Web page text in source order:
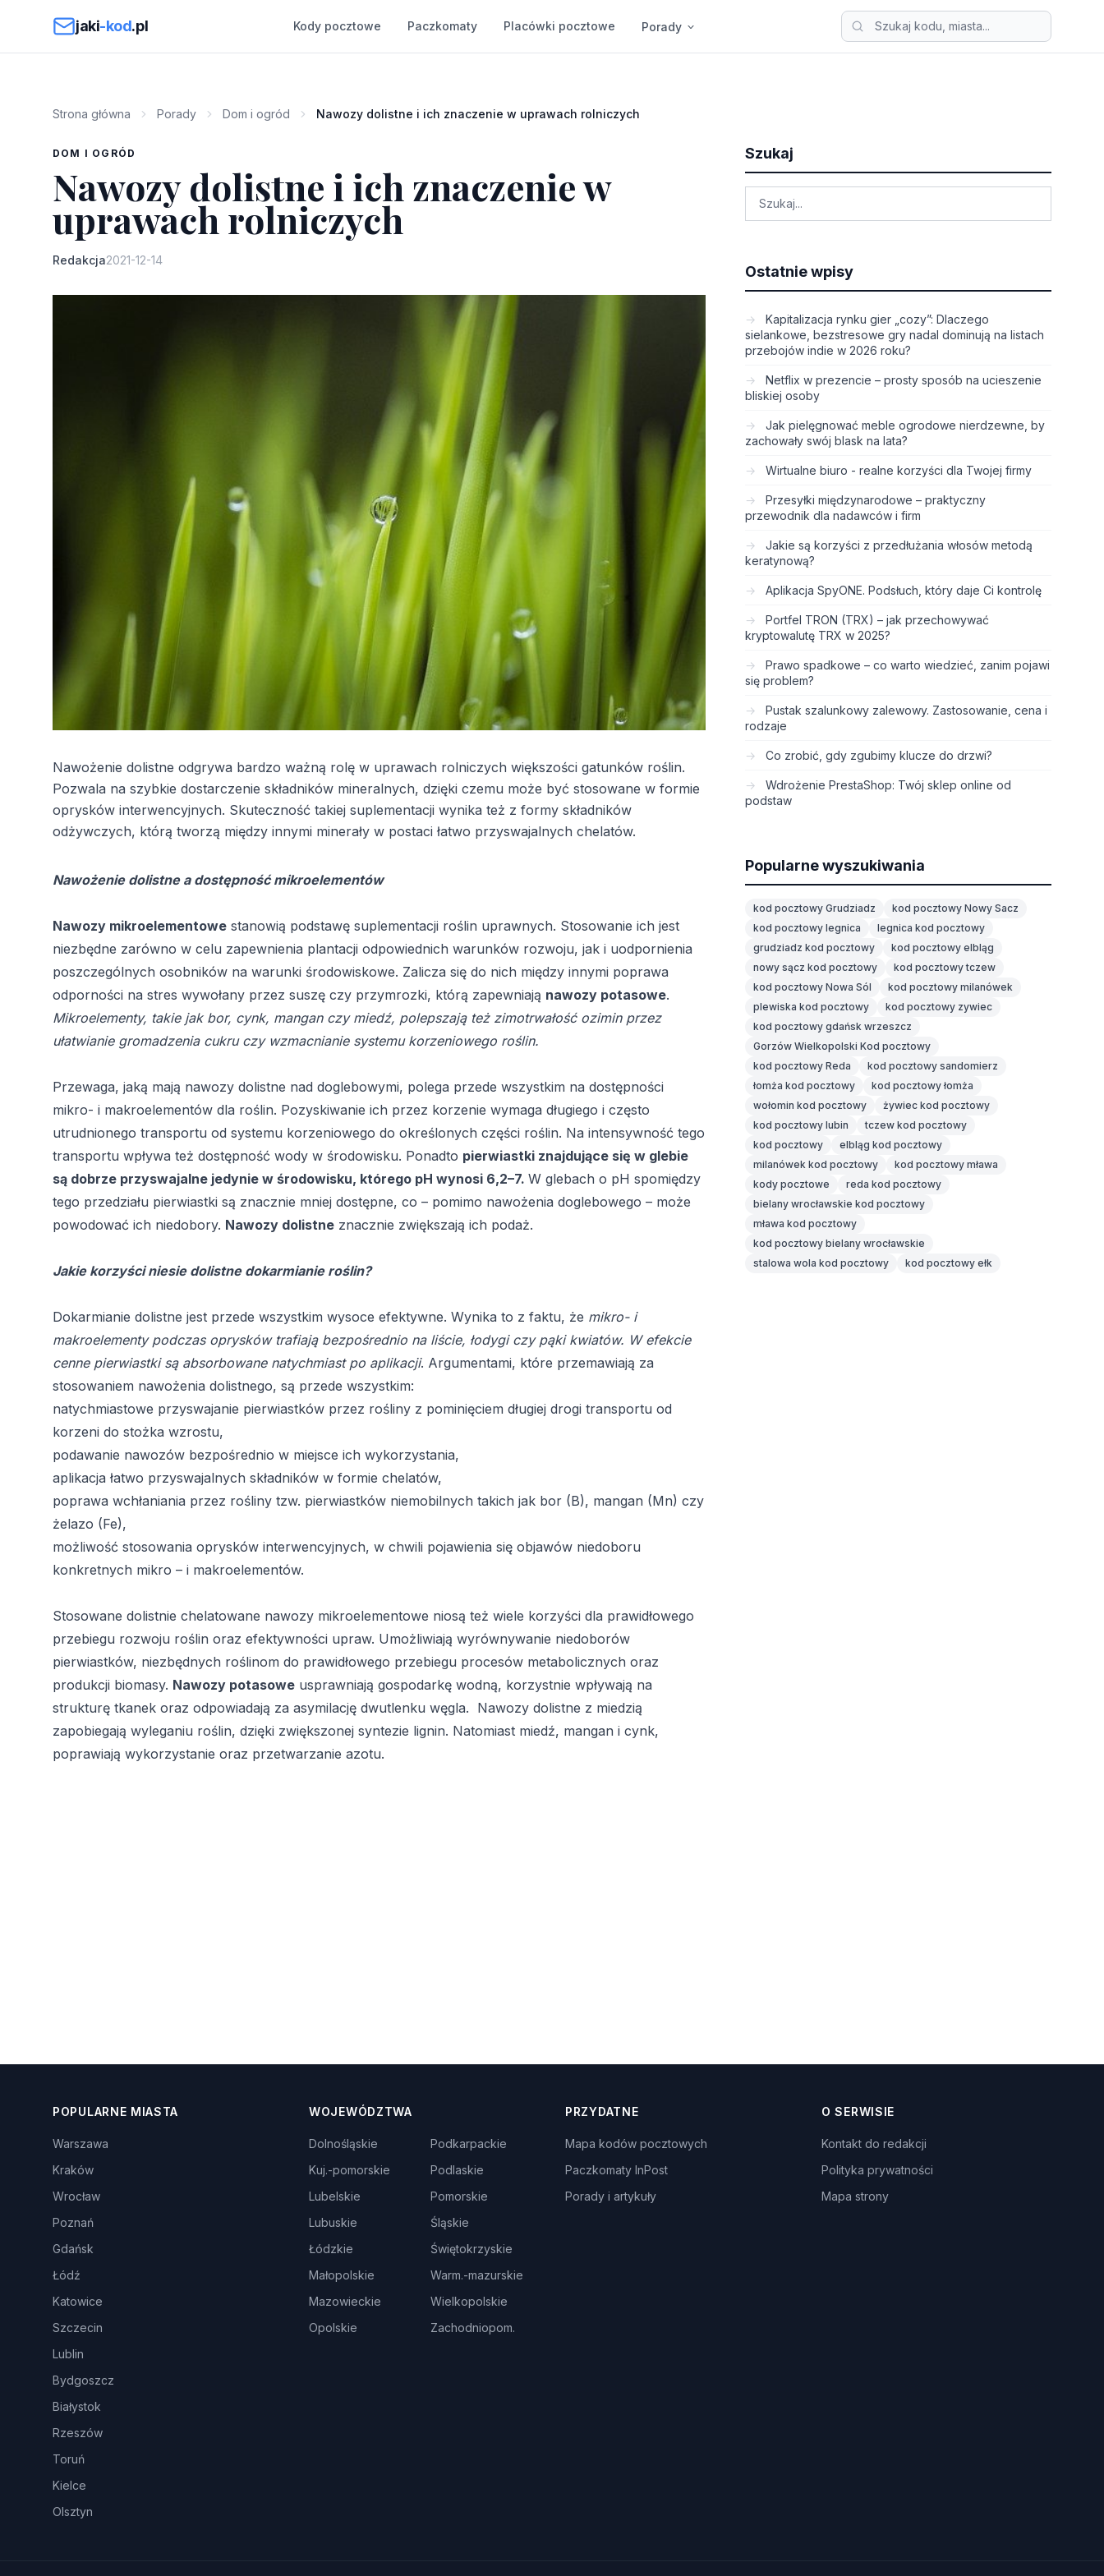
jaki-kod.pl Kody pocztowe Paczkomaty Placówki pocztowe Porady
Strona główna Porady Dom i ogród Nawozy dolistne i ich znaczenie w uprawach rolniczych
DOM I OGRÓD
Nawozy dolistne i ich znaczenie w
uprawach rolniczych
Redakcja2021-12-14
Nawożenie dolistne odgrywa bardzo ważną rolę w uprawach rolniczych większości gatunków roślin.
Pozwala na szybkie dostarczenie składników mineralnych, dzięki czemu może być stosowane w formie
oprysków interwencyjnych. Skuteczność takiej suplementacji wynika też z formy składników
odżywczych, którą tworzą między innymi minerały w postaci łatwo przyswajalnych chelatów.
Nawożenie dolistne a dostępność mikroelementów
Nawozy mikroelementowe stanowią podstawę suplementacji roślin uprawnych. Stosowanie ich jest
niezbędne zarówno w celu zapewnienia plantacji odpowiednich warunków rozwoju, jak i uodpornienia
poszczególnych osobników na warunki środowiskowe. Zalicza się do nich między innymi poprawa
odporności na stres wywołany przez suszę czy przymrozki, którą zapewniają nawozy potasowe.
Mikroelementy, takie jak bor, cynk, mangan czy miedź, polepszają też zimotrwałość ozimin przez
ułatwianie gromadzenia cukru czy wzmacnianie systemu korzeniowego roślin.
Przewaga, jaką mają nawozy dolistne nad doglebowymi, polega przede wszystkim na dostępności
mikro- i makroelementów dla roślin. Pozyskiwanie ich przez korzenie wymaga długiego i często
utrudnionego transportu od systemu korzeniowego do określonych części roślin. Na intensywność tego
transportu wpływa też dostępność wody w środowisku. Ponadto pierwiastki znajdujące się w glebie
są dobrze przyswajalne jedynie w środowisku, którego pH wynosi 6,2–7. W glebach o pH spomiędzy
tego przedziału pierwiastki są znacznie mniej dostępne, co – pomimo nawożenia doglebowego – może
powodować ich niedobory. Nawozy dolistne znacznie zwiększają ich podaż.
Jakie korzyści niesie dolistne dokarmianie roślin?
Dokarmianie dolistne jest przede wszystkim wysoce efektywne. Wynika to z faktu, że mikro- i
makroelementy podczas oprysków trafiają bezpośrednio na liście, łodygi czy pąki kwiatów. W efekcie
cenne pierwiastki są absorbowane natychmiast po aplikacji. Argumentami, które przemawiają za
stosowaniem nawożenia dolistnego, są przede wszystkim:
natychmiastowe przyswajanie pierwiastków przez rośliny z pominięciem długiej drogi transportu od
korzeni do stożka wzrostu,
podawanie nawozów bezpośrednio w miejsce ich wykorzystania,
aplikacja łatwo przyswajalnych składników w formie chelatów,
poprawa wchłaniania przez rośliny tzw. pierwiastków niemobilnych takich jak bor (B), mangan (Mn) czy
żelazo (Fe),
możliwość stosowania oprysków interwencyjnych, w chwili pojawienia się objawów niedoboru
konkretnych mikro – i makroelementów.
Stosowane dolistnie chelatowane nawozy mikroelementowe niosą też wiele korzyści dla prawidłowego
przebiegu rozwoju roślin oraz efektywności upraw. Umożliwiają wyrównywanie niedoborów
pierwiastków, niezbędnych roślinom do prawidłowego przebiegu procesów metabolicznych oraz
produkcji biomasy. Nawozy potasowe usprawniają gospodarkę wodną, korzystnie wpływają na
strukturę tkanek oraz odpowiadają za asymilację dwutlenku węgla. Nawozy dolistne z miedzią
zapobiegają wyleganiu roślin, dzięki zwiększonej syntezie lignin. Natomiast miedź, mangan i cynk,
poprawiają wykorzystanie oraz przetwarzanie azotu.
Szukaj
Ostatnie wpisy
Kapitalizacja rynku gier „cozy”: Dlaczego
sielankowe, bezstresowe gry nadal dominują na listach
przebojów indie w 2026 roku?
Netflix w prezencie – prosty sposób na ucieszenie
bliskiej osoby
Jak pielęgnować meble ogrodowe nierdzewne, by
zachowały swój blask na lata?
Wirtualne biuro - realne korzyści dla Twojej firmy
Przesyłki międzynarodowe – praktyczny
przewodnik dla nadawców i firm
Jakie są korzyści z przedłużania włosów metodą
keratynową?
Aplikacja SpyONE. Podsłuch, który daje Ci kontrolę
Portfel TRON (TRX) – jak przechowywać
kryptowalutę TRX w 2025?
Prawo spadkowe – co warto wiedzieć, zanim pojawi
się problem?
Pustak szalunkowy zalewowy. Zastosowanie, cena i
rodzaje
Co zrobić, gdy zgubimy klucze do drzwi?
Wdrożenie PrestaShop: Twój sklep online od
podstaw
Popularne wyszukiwania
kod pocztowy Grudziadz
kod pocztowy Nowy Sacz
kod pocztowy legnica
legnica kod pocztowy
grudziadz kod pocztowy
kod pocztowy elbląg
nowy sącz kod pocztowy
kod pocztowy tczew
kod pocztowy Nowa Sól
kod pocztowy milanówek
plewiska kod pocztowy
kod pocztowy zywiec
kod pocztowy gdańsk wrzeszcz
Gorzów Wielkopolski Kod pocztowy
kod pocztowy Reda
kod pocztowy sandomierz
łomża kod pocztowy
kod pocztowy łomża
wołomin kod pocztowy
żywiec kod pocztowy
kod pocztowy lubin
tczew kod pocztowy
kod pocztowy
elbląg kod pocztowy
milanówek kod pocztowy
kod pocztowy mława
kody pocztowe
reda kod pocztowy
bielany wrocławskie kod pocztowy
mława kod pocztowy
kod pocztowy bielany wrocławskie
stalowa wola kod pocztowy
kod pocztowy ełk
POPULARNE MIASTA
Warszawa
Kraków
Wrocław
Poznań
Gdańsk
Łódź
Katowice
Szczecin
Lublin
Bydgoszcz
Białystok
Rzeszów
Toruń
Kielce
Olsztyn
WOJEWÓDZTWA
Dolnośląskie
Kuj.-pomorskie
Lubelskie
Lubuskie
Łódzkie
Małopolskie
Mazowieckie
Opolskie
Podkarpackie
Podlaskie
Pomorskie
Śląskie
Świętokrzyskie
Warm.-mazurskie
Wielkopolskie
Zachodniopom.
PRZYDATNE
Mapa kodów pocztowych
Paczkomaty InPost
Porady i artykuły
O SERWISIE
Kontakt do redakcji
Polityka prywatności
Mapa strony